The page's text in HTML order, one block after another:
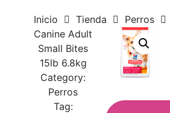
Inicio Tienda Perros
Canine Adult
Small Bites
15lb 6.8kg
Category:
Perros
Tag: